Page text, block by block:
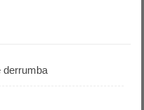
derrumba